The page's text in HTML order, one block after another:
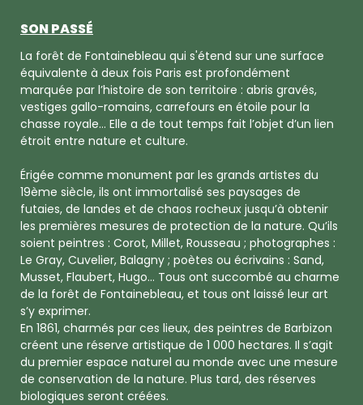
SON PASSÉ
La forêt de Fontainebleau qui s'étend sur une surface
équivalente à deux fois Paris est profondément
marquée par l’histoire de son territoire : abris gravés,
vestiges gallo-romains, carrefours en étoile pour la
chasse royale… Elle a de tout temps fait l’objet d’un lien
étroit entre nature et culture.
Érigée comme monument par les grands artistes du
19ème siècle, ils ont immortalisé ses paysages de
futaies, de landes et de chaos rocheux jusqu’à obtenir
les premières mesures de protection de la nature. Qu’ils
soient peintres : Corot, Millet, Rousseau ; photographes :
Le Gray, Cuvelier, Balagny ; poètes ou écrivains : Sand,
Musset, Flaubert, Hugo… Tous ont succombé au charme
de la forêt de Fontainebleau, et tous ont laissé leur art
s’y exprimer.
En 1861, charmés par ces lieux, des peintres de Barbizon
créent une réserve artistique de 1 000 hectares. Il s’agit
du premier espace naturel au monde avec une mesure
de conservation de la nature. Plus tard, des réserves
biologiques seront créées.